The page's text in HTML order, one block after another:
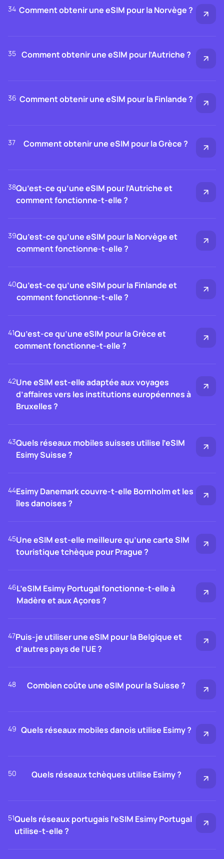
34 Comment obtenir une eSIM pour la Norvège ?
35 Comment obtenir une eSIM pour l’Autriche ?
36 Comment obtenir une eSIM pour la Finlande ?
37 Comment obtenir une eSIM pour la Grèce ?
38Qu’est-ce qu’une eSIM pour l’Autriche et
comment fonctionne-t-elle ?
39Qu’est-ce qu’une eSIM pour la Norvège et
comment fonctionne-t-elle ?
40Qu’est-ce qu’une eSIM pour la Finlande et
comment fonctionne-t-elle ?
41Qu’est-ce qu’une eSIM pour la Grèce et
comment fonctionne-t-elle ?
42Une eSIM est-elle adaptée aux voyages
d’affaires vers les institutions européennes à
Bruxelles ?
43Quels réseaux mobiles suisses utilise l’eSIM
Esimy Suisse ?
44Esimy Danemark couvre-t-elle Bornholm et les
îles danoises ?
45Une eSIM est-elle meilleure qu’une carte SIM
touristique tchèque pour Prague ?
46L’eSIM Esimy Portugal fonctionne-t-elle à
Madère et aux Açores ?
47Puis-je utiliser une eSIM pour la Belgique et
d’autres pays de l’UE ?
48 Combien coûte une eSIM pour la Suisse ?
49 Quels réseaux mobiles danois utilise Esimy ?
50 Quels réseaux tchèques utilise Esimy ?
51Quels réseaux portugais l’eSIM Esimy Portugal
utilise-t-elle ?